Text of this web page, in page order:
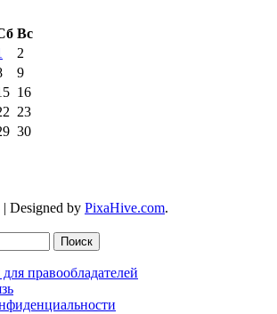
Вс
2
9
16
23
30
| Designed by PixaHive.com.
правообладателей